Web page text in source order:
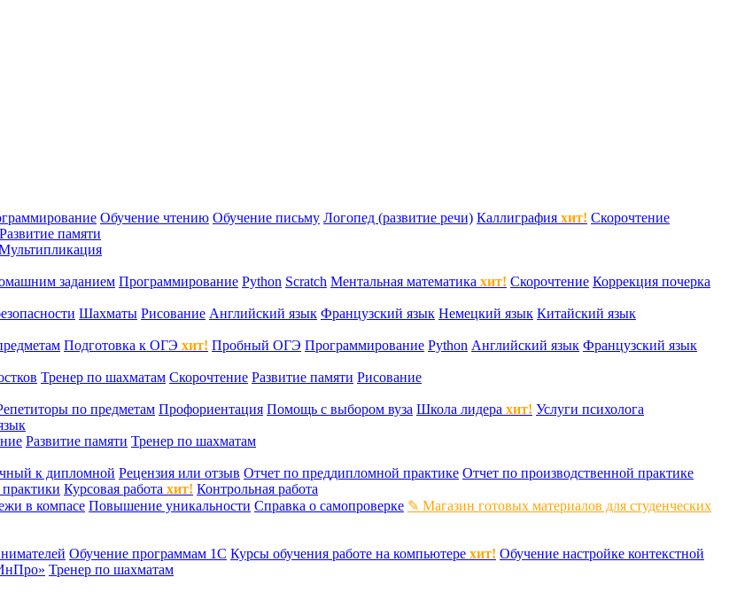
Обучение чтению Обучение письму Логопед (развитие речи) Каллиграфия хит! Скорочтение
Развитие памяти
заданием Программирование Python Scratch Ментальная математика хит! Скорочтение Коррекция почерка
Шахматы Рисование Английский язык Французский язык Немецкий язык Китайский язык
Подготовка к ОГЭ хит! Пробный ОГЭ Программирование Python Английский язык Французский язык
Тренер по шахматам Скорочтение Развитие памяти Рисование
по предметам Профориентация Помощь с выбором вуза Школа лидера хит! Услуги психолога
Развитие памяти Тренер по шахматам
к дипломной Рецензия или отзыв Отчет по преддипломной практике Отчет по производственной практике
Курсовая работа хит! Контрольная работа
в компасе Повышение уникальности Справка о самопроверке ✎ Магазин готовых материалов для студенческих
Обучение программам 1С Курсы обучения работе на компьютере хит! Обучение настройке контекстной
Тренер по шахматам